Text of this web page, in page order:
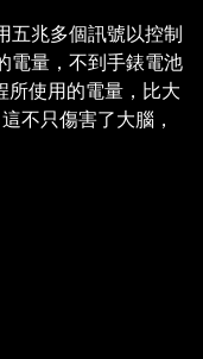
五兆多個訊號以控制
電量，不到手錶電池
所使用的電量，比大
不只傷害了大腦，